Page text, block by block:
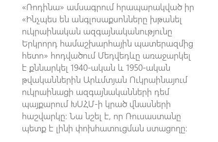
«Ռոդինա» ամսագրում հրապարակված իր
«Ինչպես են անգլոսաքսոնները խթանել
ուկրաինական ազգայնականությունը
Երկրորդ համաշխարհային պատերազմից
հետո» հոդվածում Մեդվեդևը առաջարկել
է քննարկել 1940-ական և 1950-ական
թվականներին Արևմտյան Ուկրաինայում
ուկրաինացի ազգայնականների դեմ
պայքարում ԽՍՀՄ-ի կրած վնասների
հաշվարկը։ Նա նշել է, որ Ռուսաստանը
պետք է լինի փոխհատուցման ստացողը։